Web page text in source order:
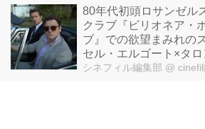
80年代初頭ロサンゼル
クラブ『ビリオネア・
ブ』での欲望まみれの
セル・エルゴート×タ
共演!!
シネフィル編集部 @